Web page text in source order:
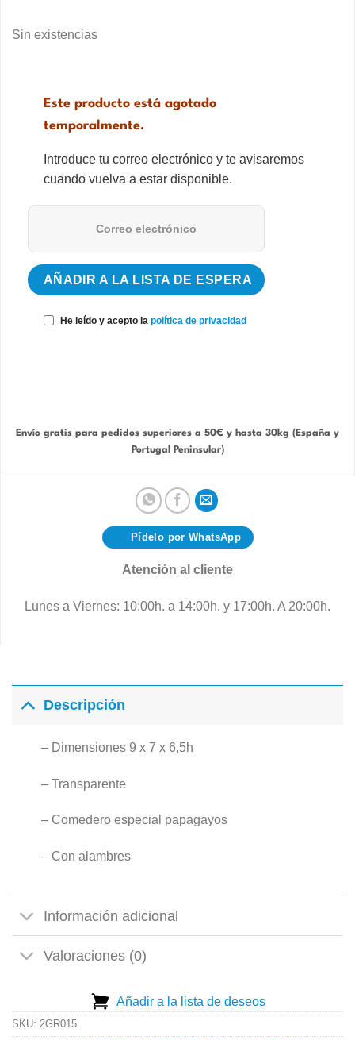
Sin existencias
Este producto está agotado
temporalmente.
Introduce tu correo electrónico y te avisaremos
cuando vuelva a estar disponible.
He leído y acepto la política de privacidad
Envío gratis para pedidos superiores a 50€ y hasta 30kg (España y
Portugal Peninsular)
Pídelo por WhatsApp
Atención al cliente
Lunes a Viernes: 10:00h. a 14:00h. y 17:00h. A 20:00h.
Descripción
– Dimensiones 9 x 7 x 6,5h
– Transparente
– Comedero especial papagayos
– Con alambres
Información adicional
Valoraciones (0)
Añadir a la lista de deseos
SKU: 2GR015